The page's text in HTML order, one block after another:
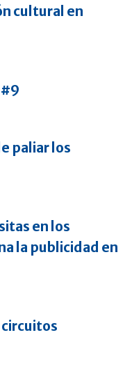
cultural en
paliar los
en los
la publicidad en